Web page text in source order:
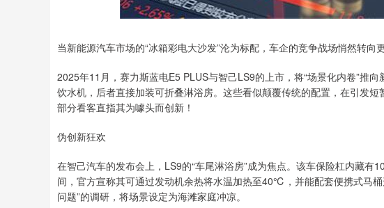
当新能源汽车市场的“冰箱彩电大沙发”沦为标配，车企的竞争战场悄然转向
2025年11月，赛力斯蓝电E5 PLUS与智己LS9的上市，将“场景化内卷”推
饮水机，后者直接加装可折叠淋浴房。这些看似颠覆传统的配置，在引发
部分看客直指其为噱头而创新！
伪创新狂欢
在智己汽车的发布会上，LS9的“车尾淋浴房”成为焦点。该车保险杠内藏有
间，官方宣称其可通过发动机余热将水温加热至40℃，并能配套便携式马
问题”的调研，将场景设定为海滩家庭冲凉。